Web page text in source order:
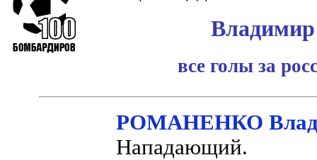
все голы за
РОМАНЕНКО
Нападающий.